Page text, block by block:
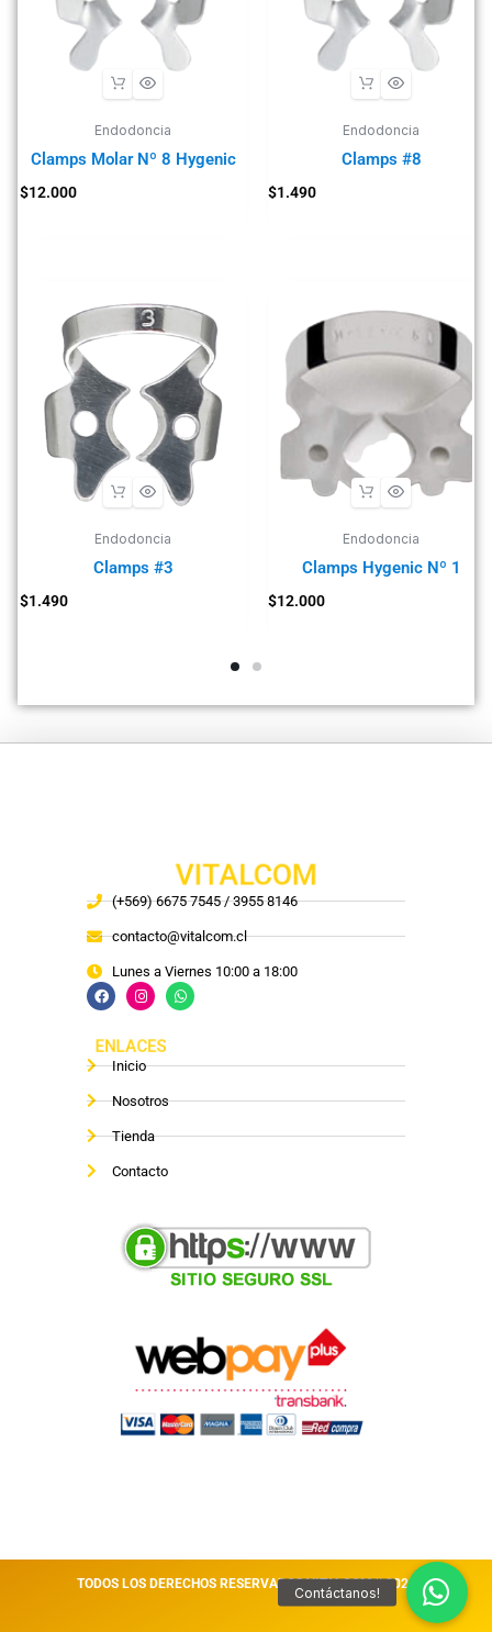
Endodoncia
Clamps Molar Nº 8 Hygenic
$12.000
Endodoncia
Clamps #8
$1.490
Endodoncia
Clamps #3
$1.490
Endodoncia
Clamps Hygenic Nº 1
$12.000
VITALCOM
(+569) 6675 7545 / 3955 8146
contacto@vitalcom.cl
Lunes a Viernes 10:00 a 18:00
ENLACES
Inicio
Nosotros
Tienda
Contacto
TODOS LOS DERECHOS RESERVADOS VITALCOM || 2026